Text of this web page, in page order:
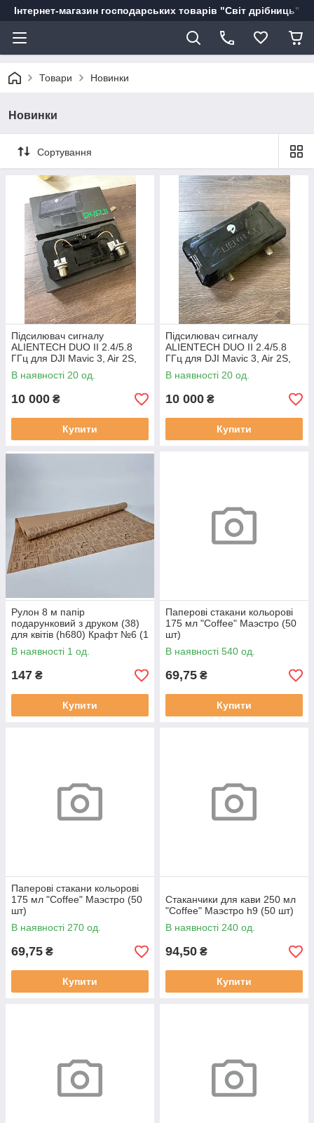
Інтернет-магазин господарських товарів "Світ дрібниць"
Товари Новинки
Новинки
Сортування
Підсилювач сигналу
ALIENTECH DUO II 2.4/5.8
ГГц для DJI Mavic 3, Air 2S,
Mini 3, FPV, б/в
В наявності 20 од.
10 000 ₴
Купити
Підсилювач сигналу
ALIENTECH DUO II 2.4/5.8
ГГц для DJI Mavic 3, Air 2S,
Mini 3, FPV, б/в
В наявності 20 од.
10 000 ₴
Купити
Рулон 8 м папір
подарунковий з друком (38)
для квітів (h680) Крафт №6 (1
шт)
В наявності 1 од.
147 ₴
Купити
Паперові стакани кольорові
175 мл "Coffee" Маэстро (50
шт)
В наявності 540 од.
69,75 ₴
Купити
Паперові стакани кольорові
175 мл "Coffee" Маэстро (50
шт)
В наявності 270 од.
69,75 ₴
Купити
Стаканчики для кави 250 мл
"Coffee" Маэстро h9 (50 шт)
В наявності 240 од.
94,50 ₴
Купити